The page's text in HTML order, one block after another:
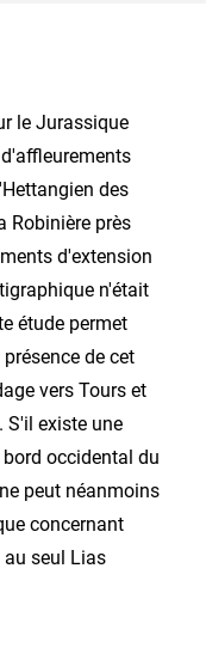
le Jurassique
des
Robinière près
d'extension
n'était
étude permet
de cet
vers Tours et
S'il existe une
occidental du
peut néanmoins
concernant
au seul Lias